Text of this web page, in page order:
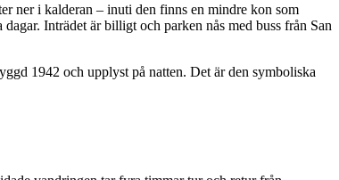
ner i kalderan – inuti den finns en mindre kon som
Inträdet är billigt och parken nås med buss från San
1942 och upplyst på natten. Det är den symboliska